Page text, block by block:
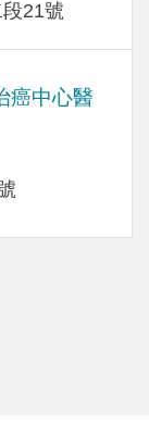
21號
癌中心醫